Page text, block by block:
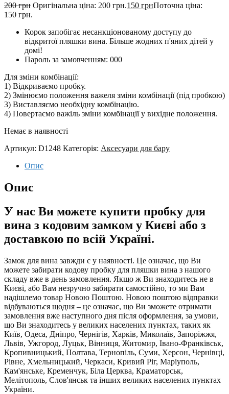
200грн Оригінальна ціна: 200 грн.150 грнПоточна ціна:
150 грн.
Корок запобігає несанкціонованому доступу до
відкритої пляшки вина. Більше жодних п'яних дітей у
домі!
Пароль за замовченням: 000
Для зміни комбінації:
1) Відкриваємо пробку.
2) Змінюємо положення важеля зміни комбінації (під пробкою)
3) Виставляємо необхідну комбінацію.
4) Повертаємо важіль зміни комбінації у вихідне положення.
Немає в наявності
Артикул: D1248 Категорія: Аксесуари для бару
Опис
Опис
У нас Ви можете купити пробку для
вина з кодовим замком у Києві або з
доставкою по всій Україні.
Замок для вина завжди є у наявності. Це означає, що Ви
можете забирати кодову пробку для пляшки вина з нашого
складу вже в день замовлення. Якщо ж Ви знаходитесь не в
Києві, або Вам незручно забирати самостійно, то ми Вам
надішлемо товар Новою Поштою. Новою поштою відправки
відбуваються щодня – це означає, що Ви зможете отримати
замовлення вже наступного дня після оформлення, за умови,
що Ви знаходитесь у великих населених пунктах, таких як
Київ, Одеса, Дніпро, Чернігів, Харків, Миколаїв, Запоріжжя,
Львів, Ужгород, Луцьк, Вінниця, Житомир, Івано-Франківськ,
Кропивницький, Полтава, Тернопіль, Суми, Херсон, Чернівці,
Рівне, Хмельницький, Черкаси, Кривий Ріг, Маріуполь,
Кам'янське, Кременчук, Біла Церква, Краматорськ,
Мелітополь, Слов'янськ та інших великих населених пунктах
України.